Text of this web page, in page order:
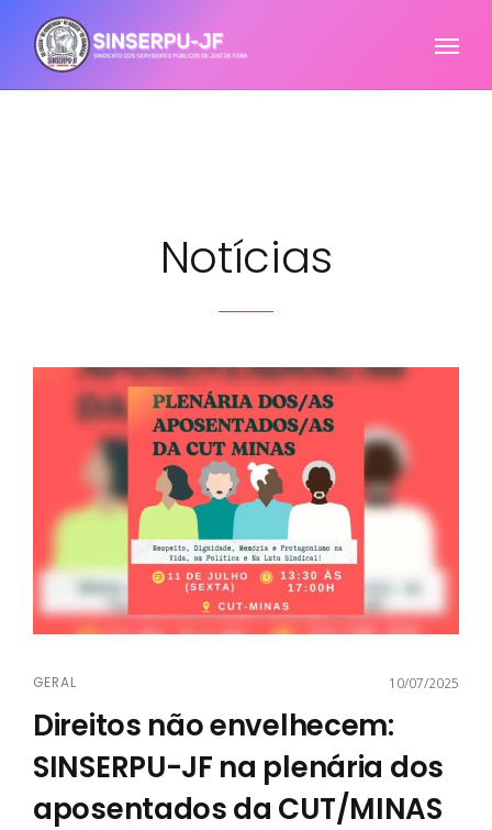
Notícias
GERAL 10/07/2025
Direitos não envelhecem:
SINSERPU-JF na plenária dos
aposentados da CUT/MINAS